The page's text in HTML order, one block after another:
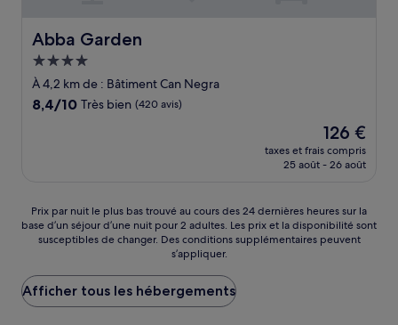
Abba Garden
Abba Garden
Hébergement
4.0 étoiles
À 4,2 km de : Bâtiment Can Negra
8.4
8,4/10 Très bien (420 avis)
Le
nouveau
prix
126 €
126 €
taxes et frais compris
25 août - 26 août
Prix
par
nuit
plus
bas
trouvé
Prix par nuit le plus bas trouvé au cours des 24 dernières heures sur la
base d’un séjour d’une nuit pour 2 adultes. Les prix et la disponibilité sont
susceptibles de changer. Des conditions supplémentaires peuvent
s’appliquer.
Afficher tous les hébergements